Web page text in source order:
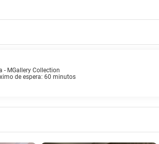
- MGallery Collection
de espera: 60 minutos